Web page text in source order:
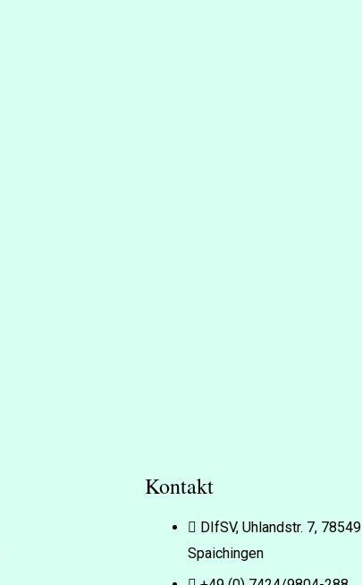
Kontakt
DIfSV, Uhlandstr. 7, 78549
Spaichingen